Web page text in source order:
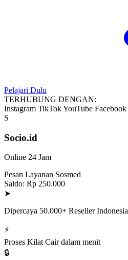
Pelajari Dulu
TERHUBUNG DENGAN:
Instagram TikTokYouTube Facebook
S
Socio.id
Online 24 Jam
Pesan Layanan Sosmed
Saldo: Rp 250.000
➤
Dipercaya 50.000+ Reseller Indonesia
⚡
Proses Kilat Cair dalam menit
🔒